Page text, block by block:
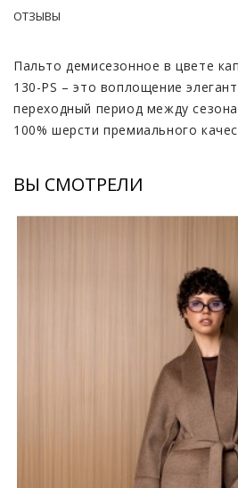
ОТЗЫВЫ
Пальто демисезонное в цвете
130-PS – это воплощение
переходный период между
100% шерсти премиального
приятным в носке, позволяя
предотвращая перегрев.
помощью пояса подчеркивается
стройность фигуры.
добавляет образу изысканности
сочетать пальто с различными
– от классических брюк и юбок
Произведенное в Турции, это
самых любимых предметов
гардеробе, подчеркивающим
красоту и чувство стиля.
ВЫ СМОТРЕЛИ